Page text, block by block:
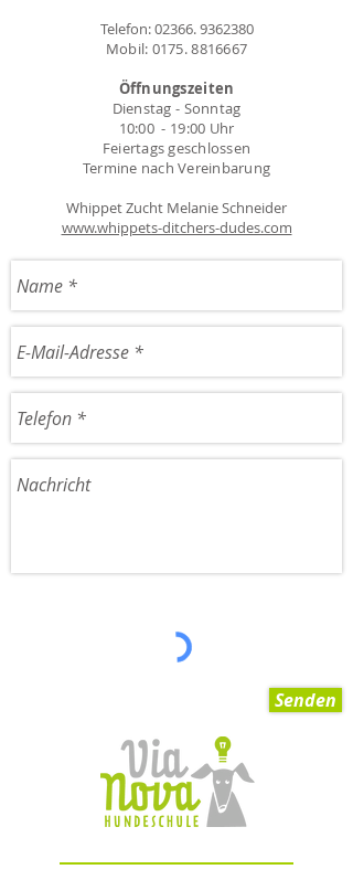
Telefon:02366. 9362380
Mobil: 0175. 8816667
Öffnungszeiten
Dienstag - Sonntag
10:00 - 19:00 Uhr
Feiertags geschlossen
Termine nach Vereinbarung
Whippet Zucht Melanie Schneider
www.whippets-ditchers-dudes.com
Senden